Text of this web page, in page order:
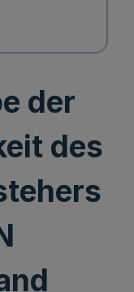
der
des